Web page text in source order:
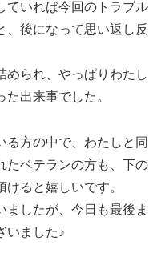
ていれば今回のトラブル
、後になって思い返し反
められ、やっぱりわたし
出来事でした。
る方の中で、わたしと同
たベテランの方も、下の
ると嬉しいです。
ましたが、今日も最後ま
いました♪